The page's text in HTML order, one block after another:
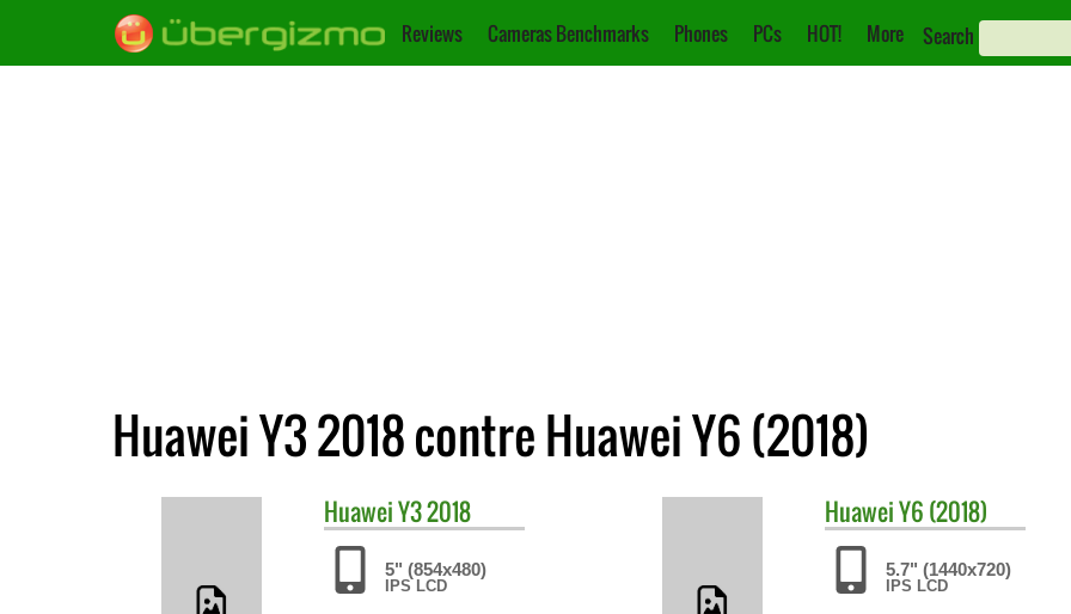
Reviews Cameras Benchmarks Phones PCs HOT! More Search
Huawei Y3 2018 contre Huawei Y6 (2018)
HuaweiY3 2018
5" (854x480)
IPS LCD
HuaweiY6 (2018)
5.7" (1440x720)
IPS LCD